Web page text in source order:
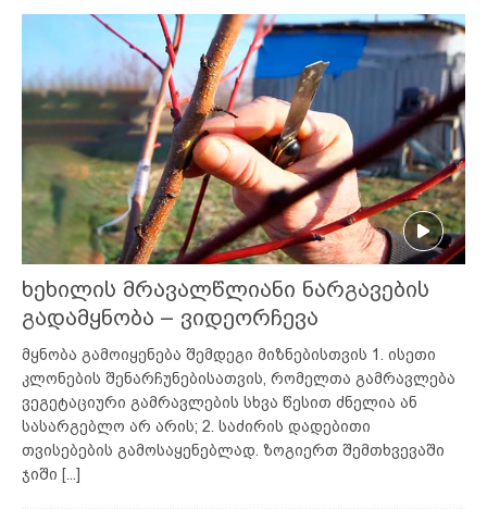
ხეხილის მრავალწლიანი ნარგავების
გადამყნობა – ვიდეორჩევა
მყნობა გამოიყენება შემდეგი მიზნებისთვის 1. ისეთი
კლონების შენარჩუნებისათვის, რომელთა გამრავლება
ვეგეტაციური გამრავლების სხვა წესით ძნელია ან
სასარგებლო არ არის; 2. საძირის დადებითი
თვისებების გამოსაყენებლად. ზოგიერთ შემთხვევაში
ჯიში [...]